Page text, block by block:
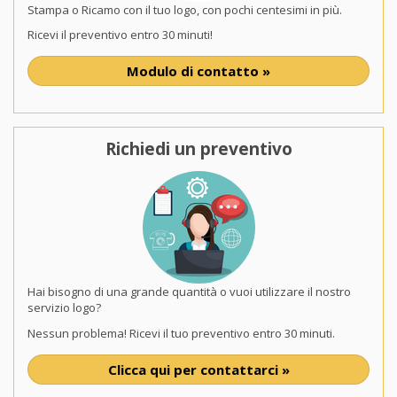
Stampa o Ricamo con il tuo logo, con pochi centesimi in più.
Ricevi il preventivo entro 30 minuti!
Modulo di contatto »
Richiedi un preventivo
Hai bisogno di una grande quantità o vuoi utilizzare il nostro
servizio logo?
Nessun problema! Ricevi il tuo preventivo entro 30 minuti.
Clicca qui per contattarci »